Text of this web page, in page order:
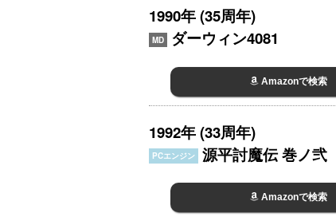
1990年 (35周年)
MD ダーウィン4081
Amazonで検索
1992年 (33周年)
PCエンジン 源平討魔伝 巻ノ弐
Amazonで検索